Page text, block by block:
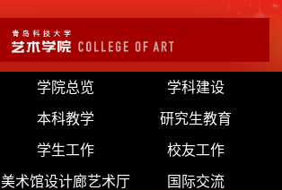
学院总览 学科建设
本科教学 研究生教育
学生工作 校友工作
美术馆设计廊艺术厅 国际交流